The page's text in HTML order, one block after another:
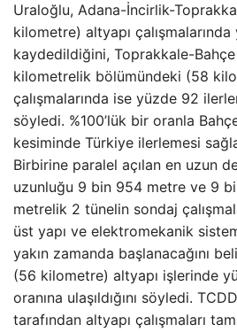
Uraloğlu, Adana-İncirlik-
kilometre) altyapı
kaydedildiğini, Toprakkale-
kilometrelik bölümündeki (58
çalışmalarında ise yüzde 92
söyledi. %100’lük bir oranla
kesiminde Türkiye ilerlemesi
Birbirine paralel açılan en uzun
uzunluğu 9 bin 954 metre ve 9
metrelik 2 tünelin sondaj
üst yapı ve elektromekanik
yakın zamanda başlanacağını
(56 kilometre) altyapı işlerinde
oranına ulaşıldığını söyledi.
tarafından altyapı çalışmaları